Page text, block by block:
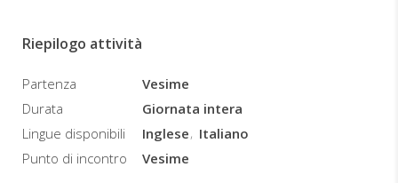
metà
tratta
Pomeriggio:Conclusione
del
tour
Riepilogo attività
Partenza
Vesime
Durata
Giornata intera
Lingue disponibili
Inglese
Italiano
Punto di incontro
Vesime